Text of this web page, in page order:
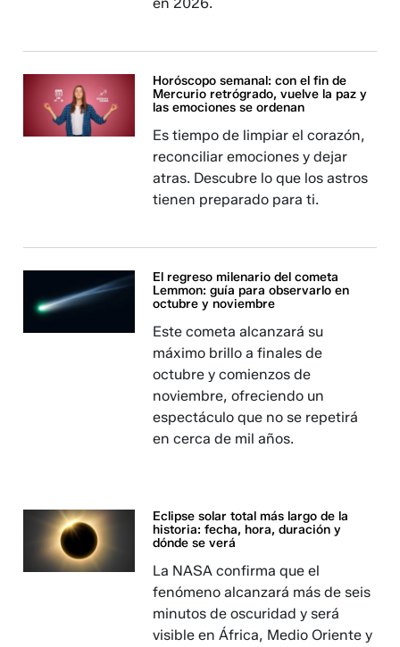
Horóscopo semanal: con el fin de
Mercurio retrógrado, vuelve la paz y
las emociones se ordenan
Es tiempo de limpiar el corazón,
reconciliar emociones y dejar
atras. Descubre lo que los astros
tienen preparado para ti.
El regreso milenario del cometa
Lemmon: guía para observarlo en
octubre y noviembre
Este cometa alcanzará su
máximo brillo a finales de
octubre y comienzos de
noviembre, ofreciendo un
espectáculo que no se repetirá
en cerca de mil años.
Eclipse solar total más largo de la
historia: fecha, hora, duración y
dónde se verá
La NASA confirma que el
fenómeno alcanzará más de seis
minutos de oscuridad y será
visible en África, Medio Oriente y